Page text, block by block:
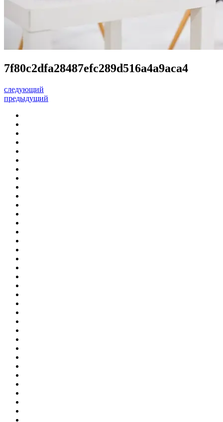
7f80c2dfa28487efc289d516a4a9aca4
следующий
предыдущий